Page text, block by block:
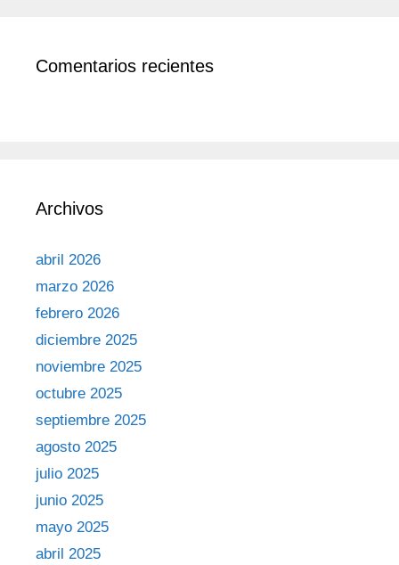
Comentarios recientes
Archivos
abril 2026
marzo 2026
febrero 2026
diciembre 2025
noviembre 2025
octubre 2025
septiembre 2025
agosto 2025
julio 2025
junio 2025
mayo 2025
abril 2025